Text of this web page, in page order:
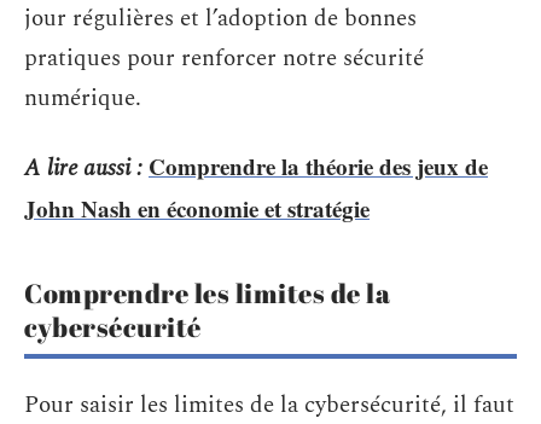
jour régulières et l’adoption de bonnes
pratiques pour renforcer notre sécurité
numérique.
A lire aussi : Comprendre la théorie des jeux de
John Nash en économie et stratégie
Comprendre les limites de la
cybersécurité
Pour saisir les limites de la cybersécurité, il faut